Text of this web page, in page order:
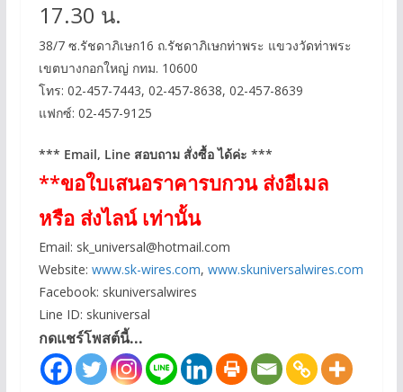
17.30 น.
38/7 ซ.รัชดาภิเษก16 ถ.รัชดาภิเษกท่าพระ แขวงวัดท่าพระ
เขตบางกอกใหญ่ กทม. 10600
โทร: 02-457-7443, 02-457-8638, 02-457-8639
แฟกซ์: 02-457-9125
*** Email, Line สอบถาม สั่งซื้อ ได้ค่ะ ***
**ขอใบเสนอราคารบกวน ส่งอีเมล
หรือ ส่งไลน์ เท่านั้น
Email: sk_universal@hotmail.com
Website: www.sk-wires.com, www.skuniversalwires.com
Facebook: skuniversalwires
Line ID: skuniversal
กดแชร์โพสต์นี้...